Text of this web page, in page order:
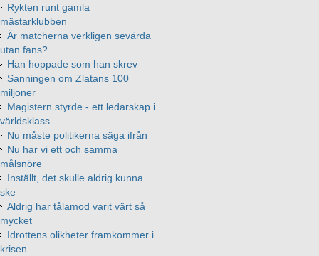
Rykten runt gamla
mästarklubben
Är matcherna verkligen sevärda
utan fans?
Han hoppade som han skrev
Sanningen om Zlatans 100
miljoner
Magistern styrde - ett ledarskap i
världsklass
Nu måste politikerna säga ifrån
Nu har vi ett och samma
målsnöre
Inställt, det skulle aldrig kunna
ske
Aldrig har tålamod varit värt så
mycket
Idrottens olikheter framkommer i
krisen